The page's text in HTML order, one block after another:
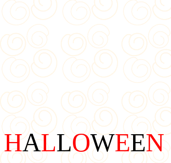
HALLOWEEN